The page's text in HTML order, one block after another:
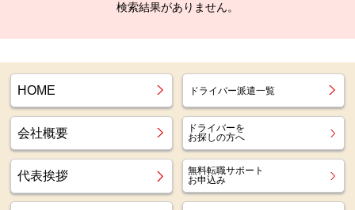
検索結果がありません。
HOME ドライバー派遣一覧
会社概要
ドライバーを
お探しの方へ
代表挨拶
無料転職サポート
お申込み